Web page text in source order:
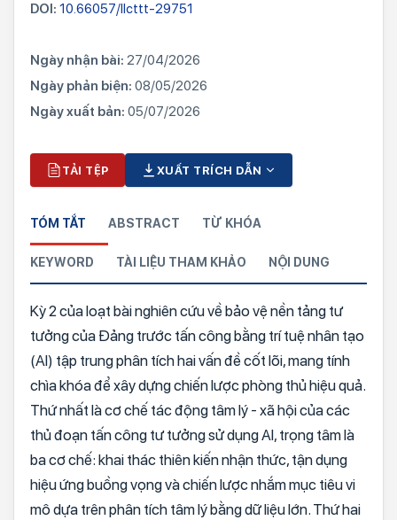
DOI: 10.66057/llcttt-29751
Ngày nhận bài: 27/04/2026
Ngày phản biện: 08/05/2026
Ngày xuất bản: 05/07/2026
TẢI TỆP XUẤT TRÍCH DẪN
TÓM TẮT ABSTRACT TỪ KHÓA
KEYWORD TÀI LIỆU THAM KHẢO NỘI DUNG
Kỳ 2 của loạt bài nghiên cứu về bảo vệ nền tảng tư
tưởng của Đảng trước tấn công bằng trí tuệ nhân tạo
(AI) tập trung phân tích hai vấn đề cốt lõi, mang tính
chìa khóa để xây dựng chiến lược phòng thủ hiệu quả.
Thứ nhất là cơ chế tác động tâm lý - xã hội của các
thủ đoạn tấn công tư tưởng sử dụng AI, trọng tâm là
ba cơ chế: khai thác thiên kiến nhận thức, tận dụng
hiệu ứng buồng vọng và chiến lược nhắm mục tiêu vi
mô dựa trên phân tích tâm lý bằng dữ liệu lớn. Thứ hai